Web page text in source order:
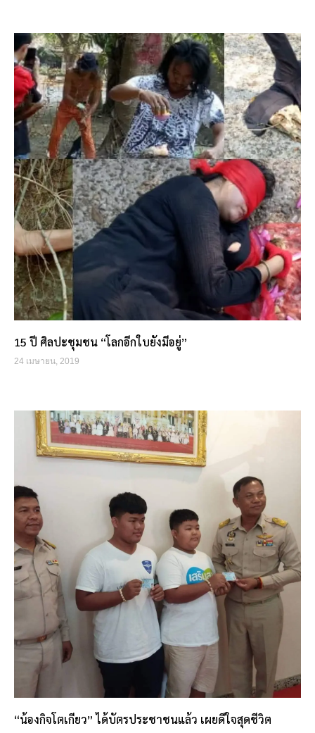
15 ปี ศิลปะชุมชน “โลกอีกใบยังมีอยู่”
24 เมษายน, 2019
“น้องกิจโตเกียว” ได้บัตรประชาชนแล้ว เผยดีใจสุดชีวิต